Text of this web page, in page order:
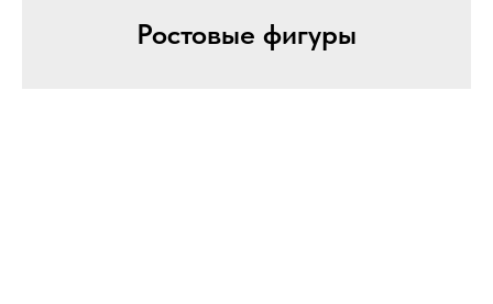
Ростовые фигуры